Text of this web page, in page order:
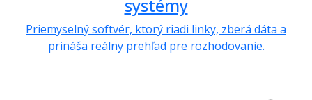
systémy
Priemyselný softvér, ktorý riadi linky, zberá dáta a
prináša reálny prehľad pre rozhodovanie.